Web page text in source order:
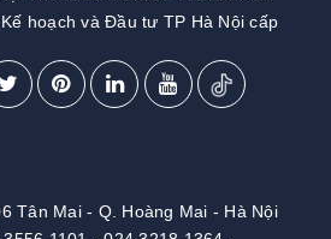
hoạch và Đầu tư TP Hà Nội cấp
Tân Mai - Q. Hoàng Mai - Hà Nội